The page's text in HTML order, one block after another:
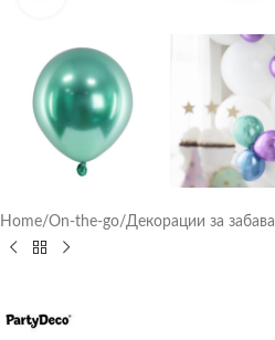
Home/On-the-go/Декорации за забава